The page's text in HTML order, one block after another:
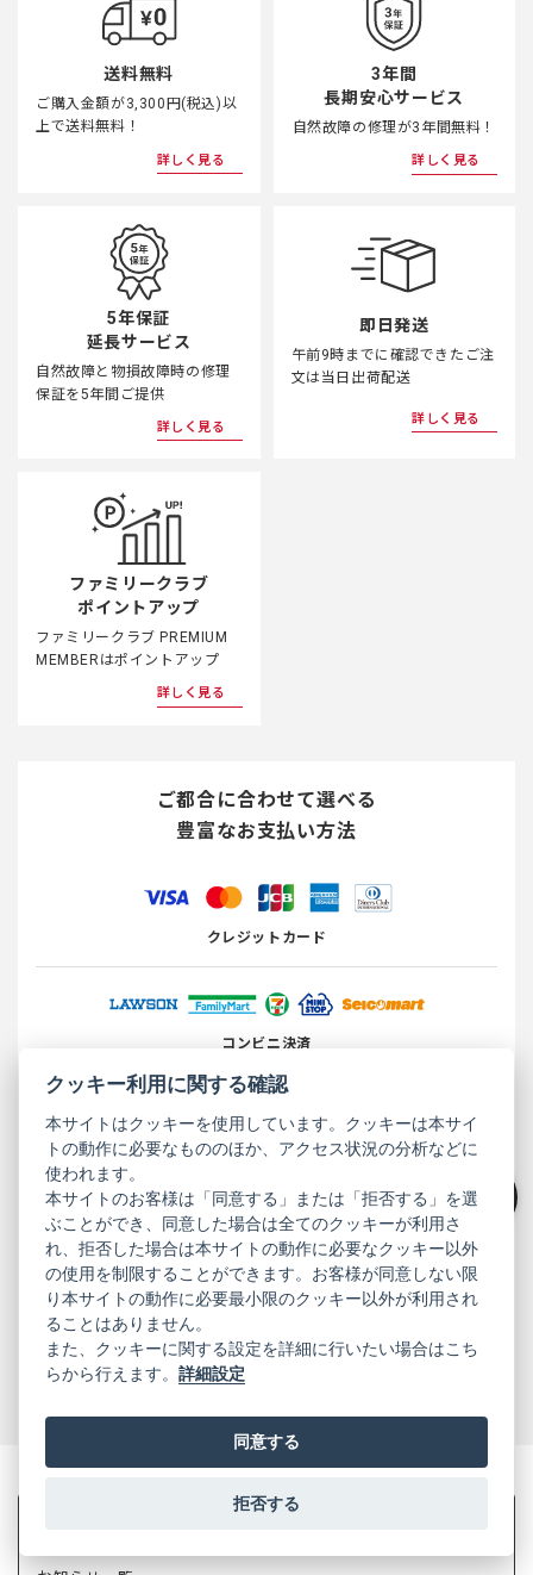
絞り込み
送料無料
ご購入金額が3,300円(税込)以
上で送料無料！
詳しく見る
3年間
長期安心サービス
自然故障の修理が3年間無料！
詳しく見る
5年保証
延長サービス
自然故障と物損故障時の修理
保証を5年間ご提供
詳しく見る
即日発送
午前9時までに確認できたご注
文は当日出荷配送
詳しく見る
ファミリークラブ
ポイントアップ
ファミリークラブ PREMIUM
MEMBERはポイントアップ
詳しく見る
ご都合に合わせて選べる
豊富なお支払い方法
クレジットカード
コンビニ決済
Amazon Pay PayPay
後払い決済 銀行振込
代金引換
クッキー利用に関する確認
本サイトはクッキーを使用しています。クッキーは本サイ
トの動作に必要なもののほか、アクセス状況の分析などに
使われます。
本サイトのお客様は「同意する」または「拒否する」を選
ぶことができ、同意した場合は全てのクッキーが利用さ
れ、拒否した場合は本サイトの動作に必要なクッキー以外
の使用を制限することができます。お客様が同意しない限
り本サイトの動作に必要最小限のクッキー以外が利用され
ることはありません。
また、クッキーに関する設定を詳細に行いたい場合はこち
らから行えます。詳細設定
同意する
拒否する